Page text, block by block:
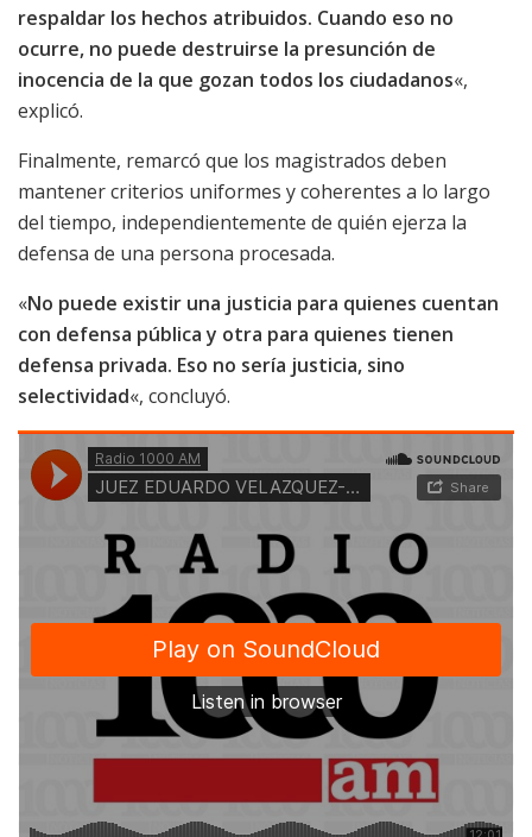
respaldar los hechos atribuidos. Cuando eso no
ocurre, no puede destruirse la presunción de
inocencia de la que gozan todos los ciudadanos«,
explicó.
Finalmente, remarcó que los magistrados deben
mantener criterios uniformes y coherentes a lo largo
del tiempo, independientemente de quién ejerza la
defensa de una persona procesada.
«No puede existir una justicia para quienes cuentan
con defensa pública y otra para quienes tienen
defensa privada. Eso no sería justicia, sino
selectividad«, concluyó.